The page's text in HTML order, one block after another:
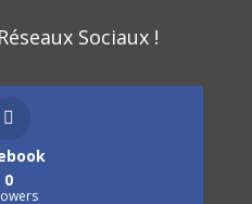
Sociaux !
0